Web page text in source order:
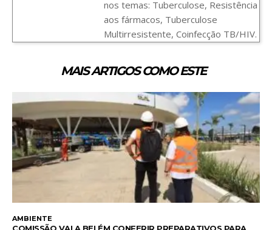
nos temas: Tuberculose, Resistência
aos fármacos, Tuberculose
Multirresistente, Coinfecção TB/HIV.
MAIS ARTIGOS COMO ESTE
AMBIENTE